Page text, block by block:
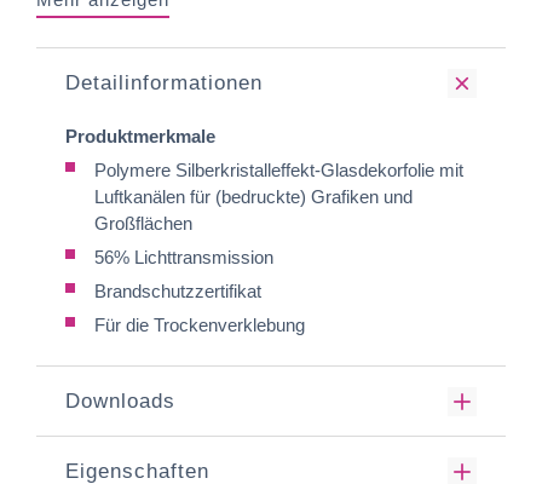
Detailinformationen
Produktmerkmale
Polymere Silberkristalleffekt-Glasdekorfolie mit
Luftkanälen für (bedruckte) Grafiken und
Großflächen
56% Lichttransmission
Brandschutzzertifikat
Für die Trockenverklebung
Downloads
Eigenschaften